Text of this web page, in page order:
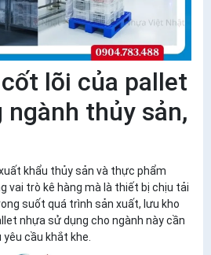
lõi của pallet
thủy sản,
khẩu thủy sản và thực phẩm
vai trò kê hàng mà là thiết bị chịu tải
suốt quá trình sản xuất, lưu kho
nhựa sử dụng cho ngành này cần
cầu khắt khe.